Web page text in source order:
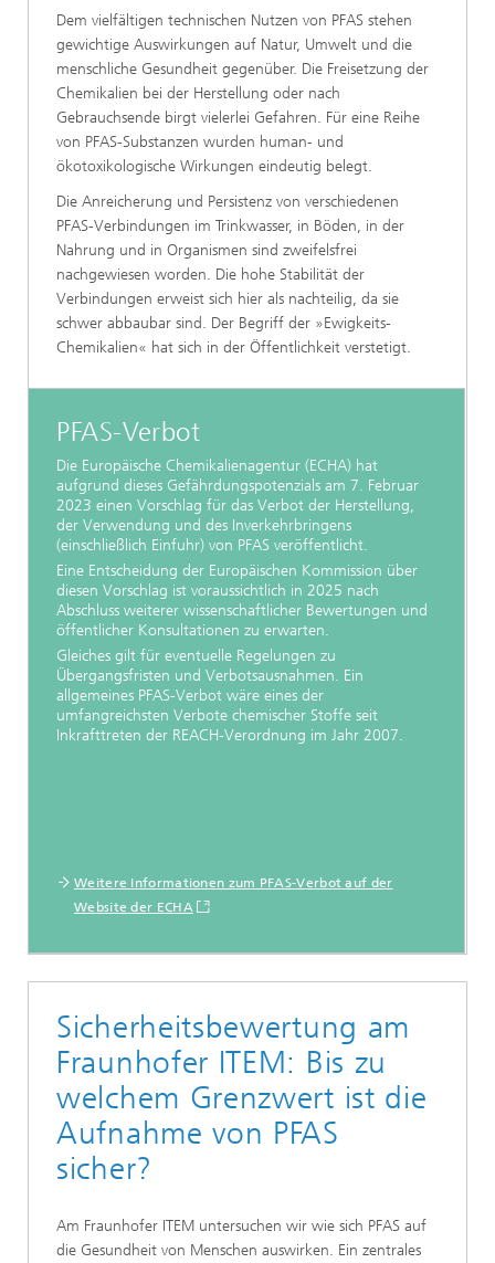
Dem vielfältigen technischen Nutzen von PFAS stehen
gewichtige Auswirkungen auf Natur, Umwelt und die
menschliche Gesundheit gegenüber. Die Freisetzung der
Chemikalien bei der Herstellung oder nach
Gebrauchsende birgt vielerlei Gefahren. Für eine Reihe
von PFAS-Substanzen wurden human- und
ökotoxikologische Wirkungen eindeutig belegt.
Die Anreicherung und Persistenz von verschiedenen
PFAS-Verbindungen im Trinkwasser, in Böden, in der
Nahrung und in Organismen sind zweifelsfrei
nachgewiesen worden. Die hohe Stabilität der
Verbindungen erweist sich hier als nachteilig, da sie
schwer abbaubar sind. Der Begriff der »Ewigkeits-
Chemikalien« hat sich in der Öffentlichkeit verstetigt.
PFAS-Verbot
Die Europäische Chemikalienagentur (ECHA) hat
aufgrund dieses Gefährdungspotenzials am 7. Februar
2023 einen Vorschlag für das Verbot der Herstellung,
der Verwendung und des Inverkehrbringens
(einschließlich Einfuhr) von PFAS veröffentlicht.
Eine Entscheidung der Europäischen Kommission über
diesen Vorschlag ist voraussichtlich in 2025 nach
Abschluss weiterer wissenschaftlicher Bewertungen und
öffentlicher Konsultationen zu erwarten.
Gleiches gilt für eventuelle Regelungen zu
Übergangsfristen und Verbotsausnahmen. Ein
allgemeines PFAS-Verbot wäre eines der
umfangreichsten Verbote chemischer Stoffe seit
Inkrafttreten der REACH-Verordnung im Jahr 2007.
Weitere Informationen zum PFAS-Verbot auf der
Website der ECHA
Sicherheitsbewertung am
Fraunhofer ITEM: Bis zu
welchem Grenzwert ist die
Aufnahme von PFAS
sicher?
Am Fraunhofer ITEM untersuchen wir wie sich PFAS auf
die Gesundheit von Menschen auswirken. Ein zentrales